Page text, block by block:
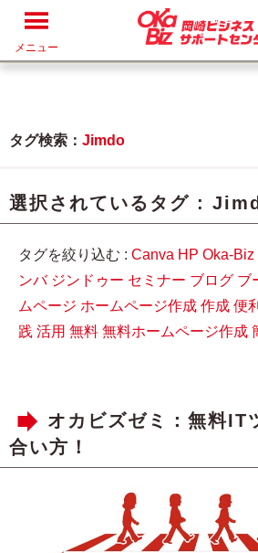
メニュー
タグ検索： Jimdo
選択されているタグ :
タグを絞り込む : Canva HP Oka-Biz
ンバ ジンドゥー セミナー ブログ ブ
ムページ ホームページ作成 作成 便利
践 活用 無料 無料ホームページ作成
オカビズゼミ：無料IT
合い方！